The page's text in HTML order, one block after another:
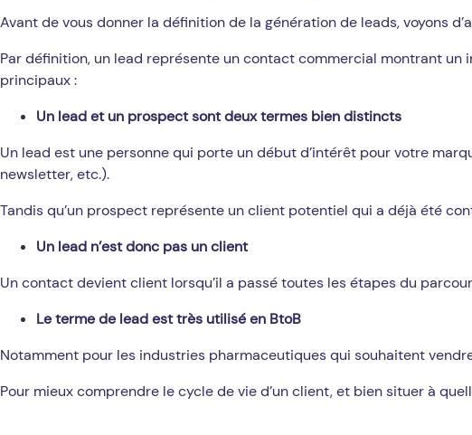
Avant de vous donner la définition de la génération de leads, voyons
Par définition, un lead représente un contact commercial montrant
principaux :
Un lead et un prospect sont deux termes bien distincts
Un lead est une personne qui porte un début d’intérêt pour votre
newsletter, etc.).
Tandis qu’un prospect représente un client potentiel qui a déjà été
Un lead n’est donc pas un client
Un contact devient client lorsqu’il a passé toutes les étapes du
Le terme de lead est très utilisé en BtoB
Notamment pour les industries pharmaceutiques qui souhaitent
Pour mieux comprendre le cycle de vie d’un client, et bien situer à